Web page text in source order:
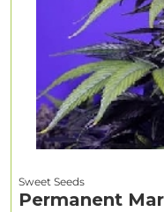
Sweet Seeds
Permanent